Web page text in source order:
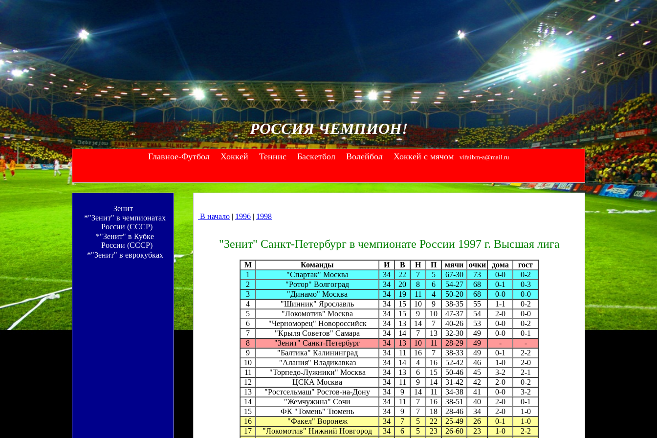
РОССИЯ ЧЕМПИОН!
Главное-Футбол-- Хоккей Теннис-- Баскетбол-- Волейбол-- Хоккей с мячом vifaibm-a@mail.ru
Зенит
*"Зенит" в чемпионатах
России (СССР)
*"Зенит" в Кубке
России (СССР)
*"Зенит" в еврокубках
В начало | 1996 | 1998
"Зенит" Санкт-Петербург в чемпионате России 1997 г. Высшая лига
M Команды И B H П мячи очки дома
гост
1
"Спартак" Москва 34 22 7 5 67-30 73 0-0
0-2
2
"Ротор" Волгоград 34 20 8 6 54-27 68 0-1
0-3
3
"Динамо" Москва 34 19 11 4 50-20 68 0-0
0-0
4
"Шинник" Ярославль 34 15 10 9 38-35 55 1-1
0-2
5
"Локомотив" Москва 34 15 9 10 47-37 54 2-0
0-0
6
"Черноморец" Новороссийск 34 13 14 7 40-26 53 0-0
0-2
7
"Крыля Советов" Самара 34 14 7 13 32-30 49 0-0
0-1
8
"Зенит" Санкт-Петербург 34 13 10 11 28-29 49 -
-
9
"Балтика" Калининград 34 11 16 7 38-33 49 0-1
2-2
10
"Алания" Владикавказ 34 14 4 16 52-42 46 1-0
2-0
11
"Торпедо-Лужники" Москва 34 13 6 15 50-46 45 3-2
2-1
12
ЦСКА Москва 34 11 9 14 31-42 42 2-0
0-2
13
"Ростсельмаш" Ростов-на-Дону 34 9 14 11 34-38 41 0-0
3-2
14
"Жемчужина" Сочи 34 11 7 16 38-51 40 2-0
0-1
15
ФК "Томень" Тюмень 34 9 7 18 28-46 34 2-0
1-0
16
"Факел" Воронеж 34 7 5 22 25-49 26 0-1
1-0
17
"Локомотив" Нижний Новгород 34 6 5 23 26-60 23 1-0
2-2